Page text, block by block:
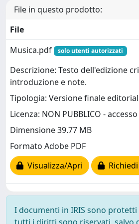
File in questo prodotto:
File
Musica.pdf
solo utenti autorizzati
Descrizione: Testo dell'edizione
introduzione e note.
Tipologia: Versione finale
Licenza: NON PUBBLICO -
Dimensione 39.77 MB
Formato Adobe PDF
Visualizza/Apri
I documenti in IRIS sono